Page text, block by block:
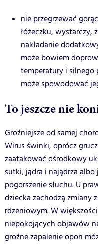
nie przegrzewać
łóżeczku, wystarczy,
nakładanie
może bowiem
temperatury i silnego
może spowodować
To jeszcze nie
Groźniejsze od samej
Wirus świnki, oprócz
zaatakować ośrodkowy
sutki, jądra i najądrza
pogorszenie słuchu. U
dziecka zachodzą zmiany
rdzeniowym. W
niepokojących objawów
groźne zapalenie opon